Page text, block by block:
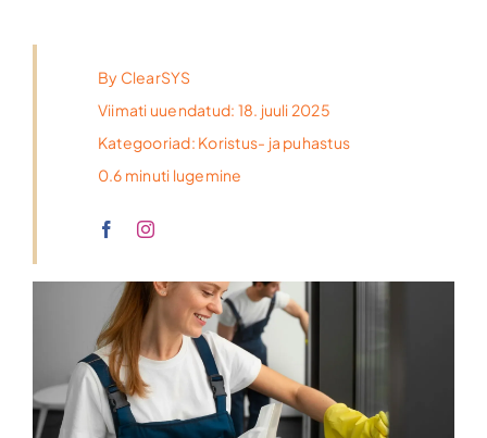
By ClearSYS
Viimati uuendatud: 18. juuli 2025
Kategooriad: Koristus- ja puhastus
0.6 minuti lugemine